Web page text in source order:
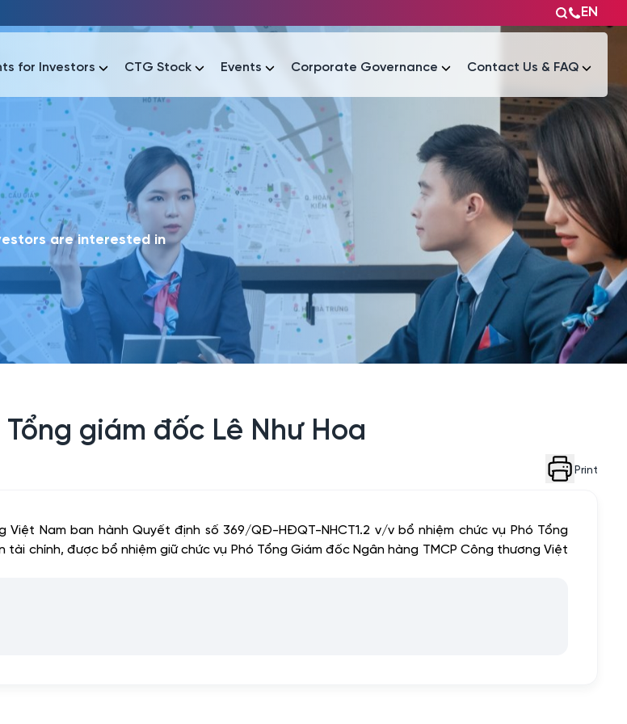
EN
tin giao dịch Công bố thông tin Sự kiện
for Investors CTG Stock Events Corporate Governance Contact Us & FAQ
tin giao dịch Công bố thông tin Tài liệu
are interested in
giám đốc Lê Như Hoa
Print
Việt Nam ban hành Quyết định số 369/QĐ-HĐQT-NHCT1.2 v/v bổ nhiệm chức vụ Phó Tổng
chính, được bổ nhiệm giữ chức vụ Phó Tổng Giám đốc Ngân hàng TMCP Công thương Việt